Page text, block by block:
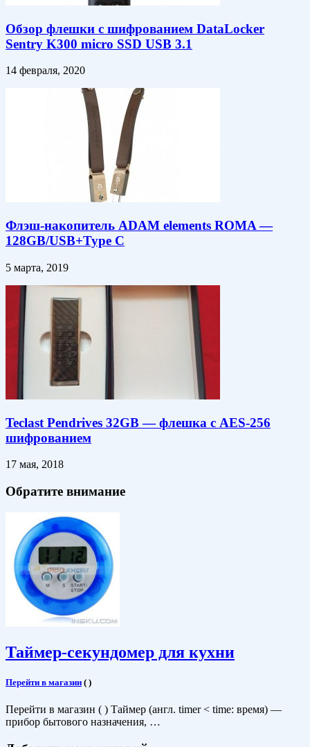
Обзор флешки с шифрованием DataLocker
Sentry K300 micro SSD USB 3.1
14 февраля, 2020
Флэш-накопитель ADAM elements ROMA —
128GB/USB+Type C
5 марта, 2019
Teclast Pendrives 32GB — флешка с AES-256
шифрованием
17 мая, 2018
Обратите внимание
Таймер-секундомер для кухни
Перейти в магазин ( )
Перейти в магазин ( ) Таймер (англ. timer < time: время) —
прибор бытового назначения, …